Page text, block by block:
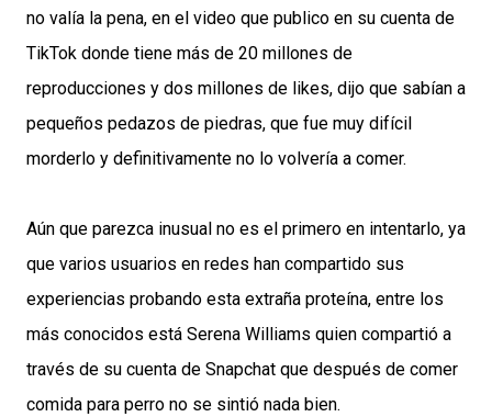
no valía la pena, en el video que publico en su cuenta de
TikTok donde tiene más de 20 millones de
reproducciones y dos millones de likes, dijo que sabían a
pequeños pedazos de piedras, que fue muy difícil
morderlo y definitivamente no lo volvería a comer.
Aún que parezca inusual no es el primero en intentarlo, ya
que varios usuarios en redes han compartido sus
experiencias probando esta extraña proteína, entre los
más conocidos está Serena Williams quien compartió a
través de su cuenta de Snapchat que después de comer
comida para perro no se sintió nada bien.